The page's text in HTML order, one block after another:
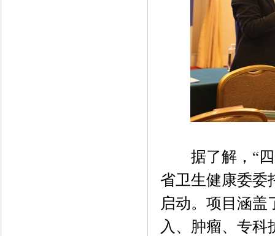
据了解，“四
省卫生健康委委
启动。项目涵盖
入、肿瘤、专科